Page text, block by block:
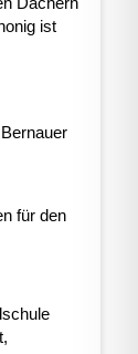
ist
für den